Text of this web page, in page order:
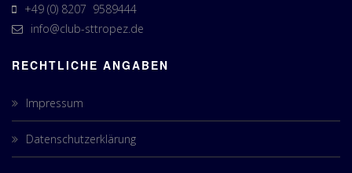
+49 (0) 8207 9589444
info@club-sttropez.de
RECHTLICHE ANGABEN
Impressum
Datenschutzerklärung